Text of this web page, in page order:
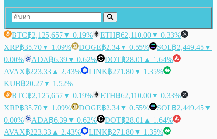
BTC฿2,125,657▼ 0.19% ETH฿62,110.00▼ 0.33%
XRP฿35.70▼ 1.09% DOGE฿2.34▼ 0.55% SOL฿2,449.45▼
0.00%
ADA฿6.39▼ 0.62% DOT฿28.01 ▲ 1.64%
AVAX฿223.33 ▲ 2.43% LINK฿271.80▼ 1.35%
KUB฿20.27▼ 1.52%
BTC฿2,125,657▼ 0.19% ETH฿62,110.00▼ 0.33%
XRP฿35.70▼ 1.09% DOGE฿2.34▼ 0.55% SOL฿2,449.45▼
0.00%
ADA฿6.39▼ 0.62% DOT฿28.01 ▲ 1.64%
AVAX฿223.33 ▲ 2.43% LINK฿271.80▼ 1.35%